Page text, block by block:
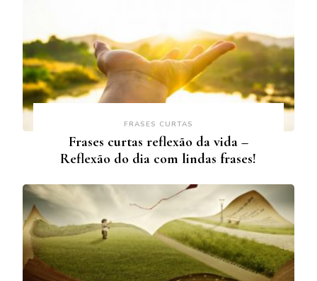
FRASES CURTAS
Frases curtas reflexão da vida –
Reflexão do dia com lindas frases!